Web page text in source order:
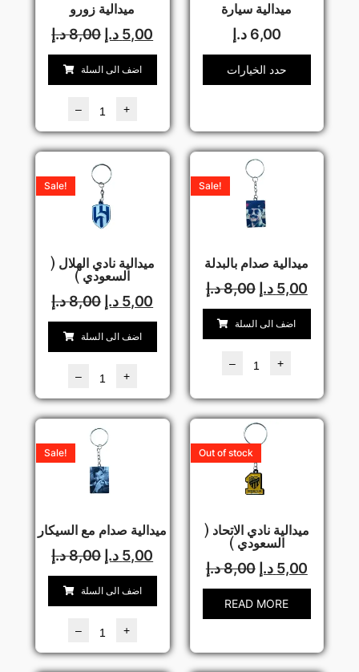
ميدالية زورو
8,00د.إ 5,00 د.إ
اضف الى السلة
– +
ميدالية سيارة
6,00 د.إ
حدد الخيارات
ميدالية نادي الهلال (
السعودي )
Sale!
8,00د.إ 5,00 د.إ
اضف الى السلة
– +
ميدالية صدام بالبدلة
Sale!
8,00د.إ 5,00 د.إ
اضف الى السلة
– +
ميدالية صدام مع السيكار
Sale!
8,00د.إ 5,00 د.إ
اضف الى السلة
– +
ميدالية نادي الاتحاد (
السعودي )
Out of stock
8,00د.إ 5,00 د.إ
READ MORE